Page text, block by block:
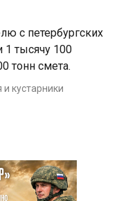
с петербургских
1 тысячу 100
тонн смета.
и кустарники